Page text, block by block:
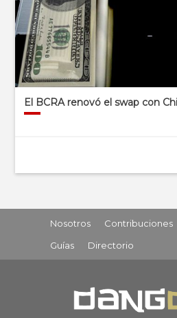
El BCRA renovó el swap con
Nosotros Contribuciones
Guías
Directorio